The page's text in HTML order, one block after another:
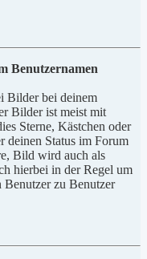
Benutzernamen
Bilder bei deinem
Bilder ist meist mit
Sterne, Kästchen oder
deinen Status im Forum
Bild wird auch als
hierbei in der Regel um
zu Benutzer